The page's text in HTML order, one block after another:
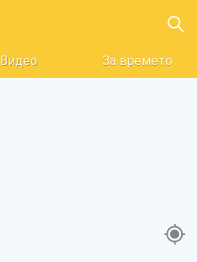
Видео За времето